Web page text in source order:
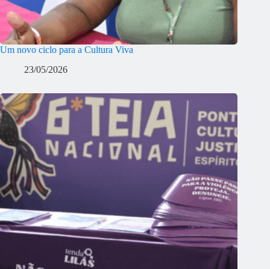
Um novo ciclo para a Cultura Viva
23/05/2026